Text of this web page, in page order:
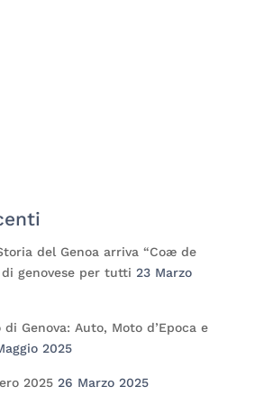
del Genoa arriva “Coæ de
genovese per tutti 23 Marzo
Genova: Auto, Moto d’Epoca e
2025
2025 26 Marzo 2025